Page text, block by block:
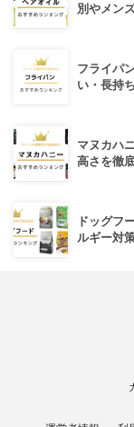
別やメン
フライパ
い・長持
マヌカハ
高さを徹
ドッグフ
ルギー対